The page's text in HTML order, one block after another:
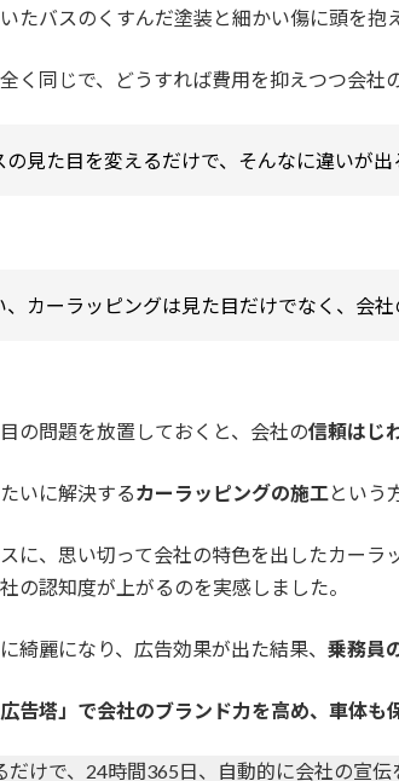
たバスのくすんだ塗装と細かい傷に頭を抱
く同じで、どうすれば費用を抑えつつ会社
の見た目を変えるだけで、そんなに違いが出
、カーラッピングは見た目だけでなく、会
の問題を放置しておくと、会社の信頼はじ
いに解決するカーラッピングの施工 という
に、思い切って会社の特色を出したカー
の認知度が上がるのを実感しました。
綺麗になり、広告効果が出た結果、 乗務員
広告塔」で会社のブランド力を高め、車体も
だけで、24時間365日、自動的に会社の宣伝